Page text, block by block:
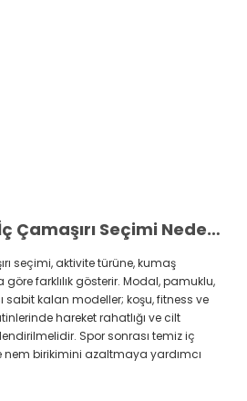
Spor Yaparken İç Çamaşırı Seçimi Neden Önemli?
seçimi, aktivite türüne, kumaş
göre farklılık gösterir. Modal, pamuklu,
sabit kalan modeller; koşu, fitness ve
hareket rahatlığı ve cilt
Spor sonrası temiz iç
nem birikimini azaltmaya yardımcı